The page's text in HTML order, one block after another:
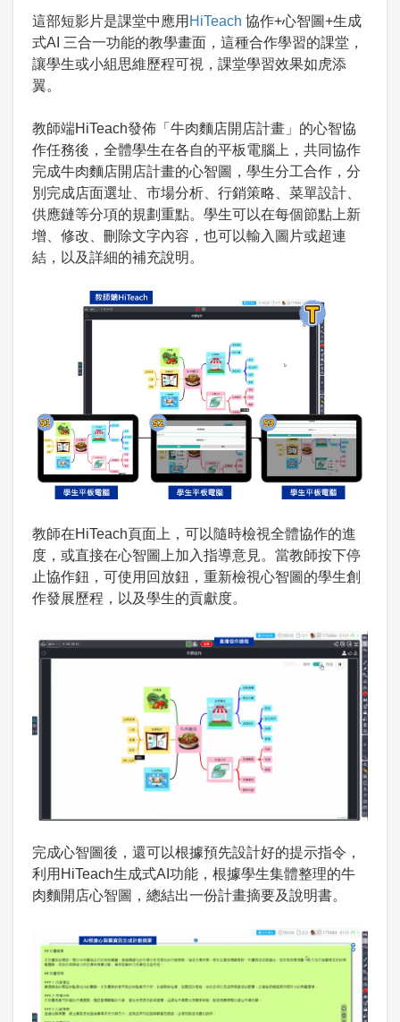
這部短影片是課堂中應用 HiTeach 協作+心智圖+生成
式AI 三合一功能的教學畫面，這種合作學習的課堂，
讓學生或小組思維歷程可視，課堂學習效果如虎添
翼。
教師端HiTeach發佈「牛肉麵店開店計畫」的心智協
作任務後，全體學生在各自的平板電腦上，共同協作
完成牛肉麵店開店計畫的心智圖，學生分工合作，分
別完成店面選址、市場分析、行銷策略、菜單設計、
供應鏈等分項的規劃重點。學生可以在每個節點上新
增、修改、刪除文字內容，也可以輸入圖片或超連
結，以及詳細的補充說明。
教師在HiTeach頁面上，可以隨時檢視全體協作的進
度，或直接在心智圖上加入指導意見。當教師按下停
止協作鈕，可使用回放鈕，重新檢視心智圖的學生創
作發展歷程，以及學生的貢獻度。
完成心智圖後，還可以根據預先設計好的提示指令，
利用HiTeach生成式AI功能，根據學生集體整理的牛
肉麵開店心智圖，總結出一份計畫摘要及說明書。